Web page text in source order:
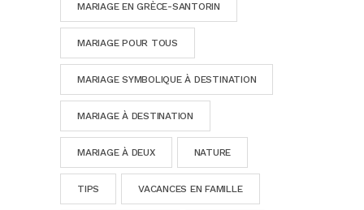
MARIAGE EN GRÈCE-SANTORIN
MARIAGE POUR TOUS
MARIAGE SYMBOLIQUE À DESTINATION
MARIAGE À DESTINATION
MARIAGE À DEUX NATURE
TIPS VACANCES EN FAMILLE